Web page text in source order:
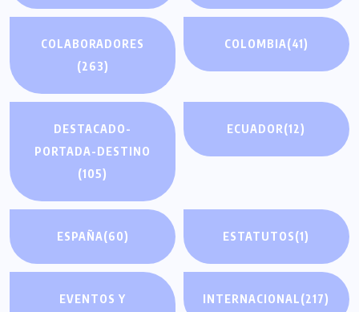
COLABORADORES
(263)
COLOMBIA(41)
DESTACADO-
PORTADA-DESTINO
(105)
ECUADOR(12)
ESPAÑA(60) ESTATUTOS(1)
EVENTOS Y
INTERNACIONAL(217)